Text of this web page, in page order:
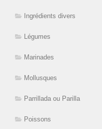
Ingrédients divers
Légumes
Marinades
Mollusques
Parrillada ou Parilla
Poissons